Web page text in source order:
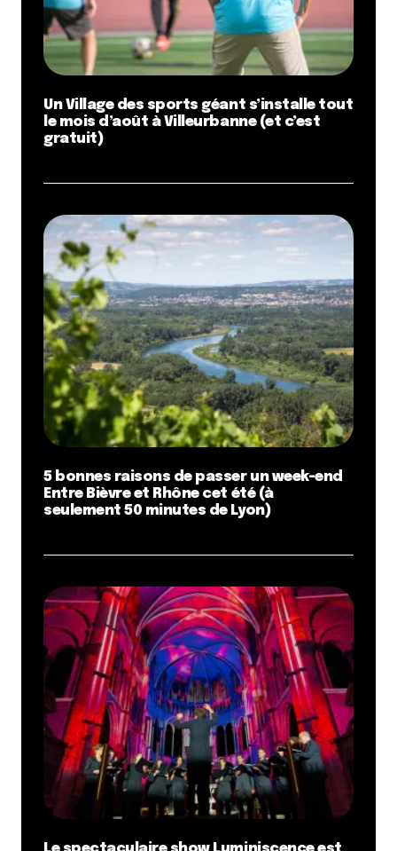
Un Village des sports géant s’installe tout
le mois d’août à Villeurbanne (et c’est
gratuit)
5 bonnes raisons de passer un week-end
Entre Bièvre et Rhône cet été (à
seulement 50 minutes de Lyon)